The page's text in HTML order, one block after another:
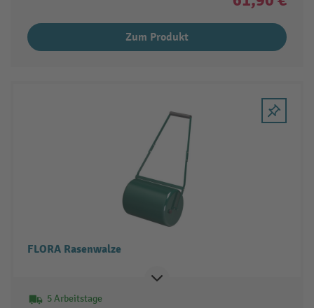
Zum Produkt
FLORA Rasenwalze
5 Arbeitstage